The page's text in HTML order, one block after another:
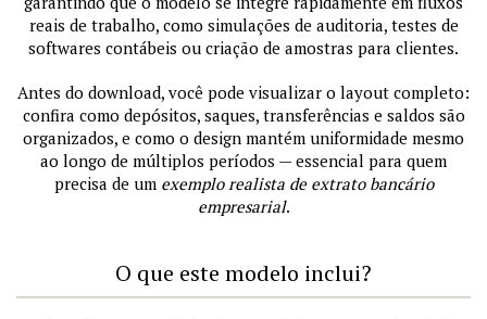
reais de trabalho, como simulações de auditoria, testes de
softwares contábeis ou criação de amostras para clientes.
Antes do download, você pode visualizar o layout completo:
confira como depósitos, saques, transferências e saldos são
organizados, e como o design mantém uniformidade mesmo
ao longo de múltiplos períodos — essencial para quem
precisa de um exemplo realista de extrato bancário
empresarial.
O que este modelo inclui?